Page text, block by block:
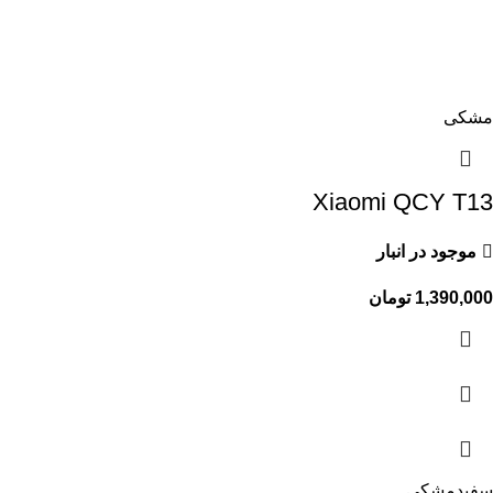
مشکی
Xiaomi QCY T13
موجود در انبار
1,390,000 تومان